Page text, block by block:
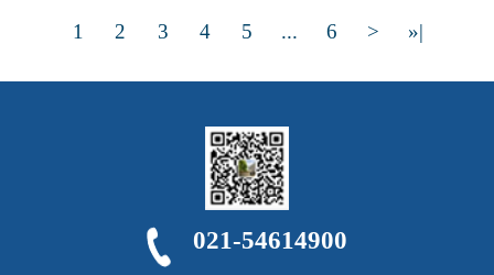
1 2 3 4 5 ... 6 > »|
021-54614900